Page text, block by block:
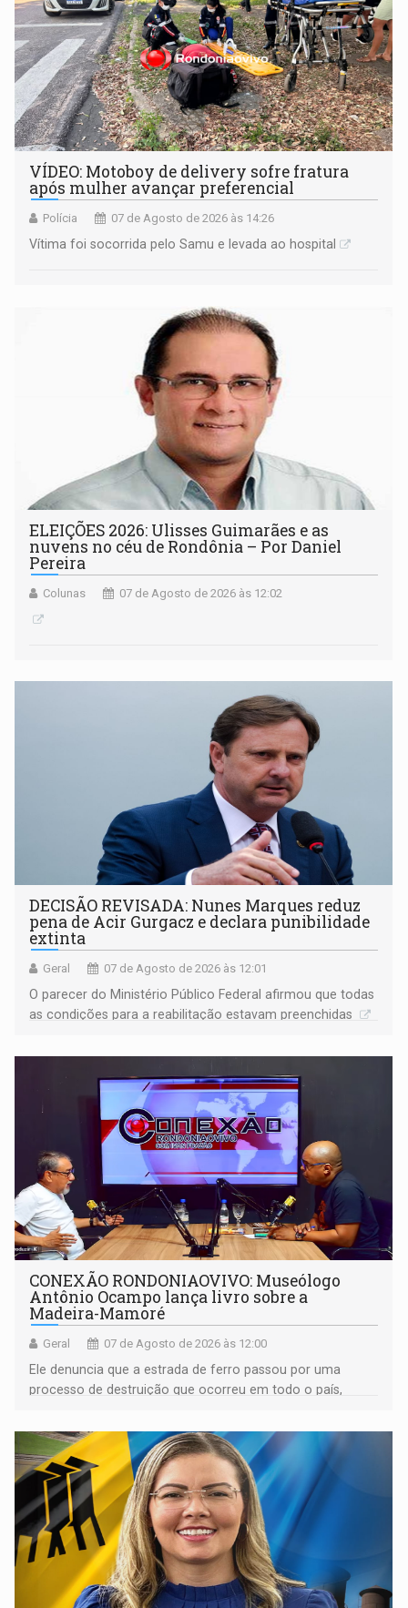
VÍDEO: Motoboy de delivery sofre fratura
após mulher avançar preferencial
Polícia 07 de Agosto de 2026 às 14:26
Vítima foi socorrida pelo Samu e levada ao hospital
ELEIÇÕES 2026: Ulisses Guimarães e as
nuvens no céu de Rondônia – Por Daniel
Pereira
Colunas 07 de Agosto de 2026 às 12:02
DECISÃO REVISADA: Nunes Marques reduz
pena de Acir Gurgacz e declara punibilidade
extinta
Geral 07 de Agosto de 2026 às 12:01
O parecer do Ministério Público Federal afirmou que todas
as condições para a reabilitação estavam preenchidas
CONEXÃO RONDONIAOVIVO: Museólogo
Antônio Ocampo lança livro sobre a
Madeira-Mamoré
Geral 07 de Agosto de 2026 às 12:00
Ele denuncia que a estrada de ferro passou por uma
processo de destruição que ocorreu em todo o país,